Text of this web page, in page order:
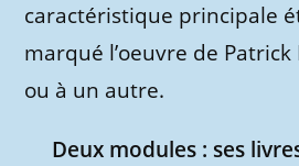
caractéristique principale
marqué l’oeuvre de
ou à un autre.
Deux modules : ses